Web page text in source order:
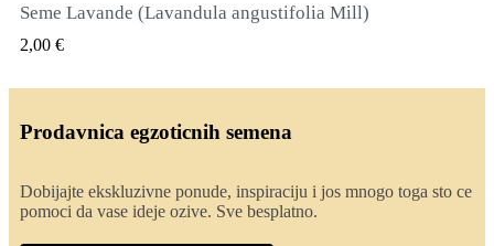
QUICK VIEW
Seme Lavande (Lavandula angustifolia Mill)
2,00 €
Prodavnica egzoticnih semena
Dobijajte ekskluzivne ponude, inspiraciju i jos mnogo toga sto ce
pomoci da vase ideje ozive. Sve besplatno.